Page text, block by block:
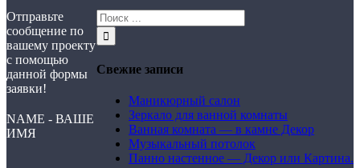
Свежие записи
Маникюрный салон
Зеркало для ванной комнаты
Ванная комната — в камне Декор
Музыкальный потолок
Панно настенное — Декор или Картина.
Отправьте
сообщение по
вашему проекту
с помощью
данной формы
заявки!
NAME - ВАШЕ
ИМЯ